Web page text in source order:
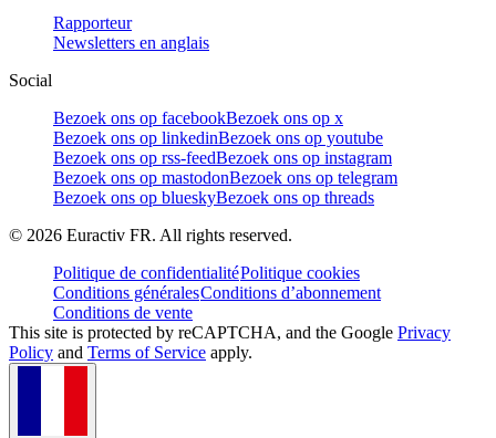
Rapporteur
Newsletters en anglais
Social
Bezoek ons op facebookBezoek ons op x
Bezoek ons op linkedinBezoek ons op youtube
Bezoek ons op rss-feedBezoek ons op instagram
Bezoek ons op mastodonBezoek ons op telegram
Bezoek ons op blueskyBezoek ons op threads
© 2026 Euractiv FR. All rights reserved.
Politique de confidentialitéPolitique cookies
Conditions généralesConditions d’abonnement
Conditions de vente
This site is protected by reCAPTCHA, and the Google Privacy
Policy and Terms of Service apply.